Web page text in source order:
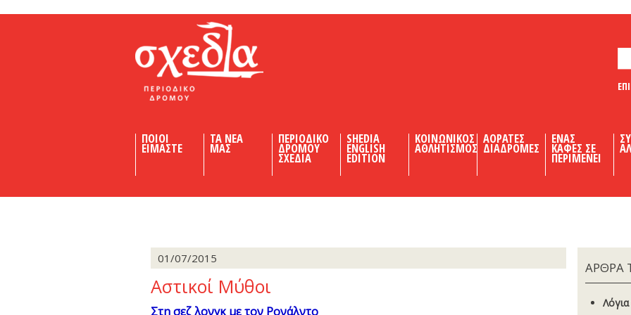
ΠΟΙΟΙ
ΕΙΜΑΣΤΕ
ΤΑ ΝΕΑ
ΜΑΣ
ΠΕΡΙΟΔΙΚΟ
ΔΡΟΜΟΥ
ΣΧΕΔΙΑ
SHEDIA
ENGLISH
EDITION
ΚΟΙΝΩΝΙΚΟΣ
ΑΘΛΗΤΙΣΜΟΣ
ΑΟΡΑΤΕΣ
ΔΙΑΔΡΟΜΕΣ
ΕΝΑΣ
ΚΑΦΕΣ ΣΕ
ΠΕΡΙΜΕΝΕΙ
01/07/2015
Αστικοί Μύθοι
Στη σεζ λονγκ µε τον Ρονάλντο
ΑΡΘΡΑ